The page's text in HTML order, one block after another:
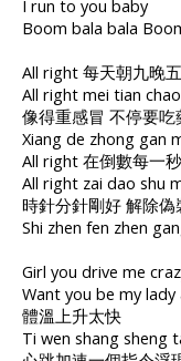
I run to you baby
Boom bala bala
All right 每天朝九晚
All right mei tian
像得重感冒 不停要吃
Xiang de zhong gan
All right 在倒數每一秒
All right zai dao shu
時針分針剛好 解除偽
Shi zhen fen zhen
Girl you drive me
Want you be my
體溫上升太快
Ti wen shang sheng